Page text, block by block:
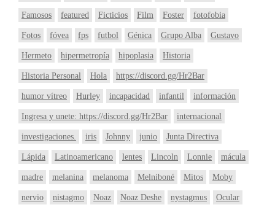
Famosos featured Ficticios Film Foster fotofobia
Fotos fóvea fps futbol Génica Grupo Alba Gustavo
Hermeto hipermetropía hipoplasia Historia
Historia Personal Hola https://discord.gg/Hr2Bar
humor vítreo Hurley incapacidad infantil información
Ingresa y unete: https://discord.gg/Hr2Bar internacional
investigaciones. iris Johnny junio Junta Directiva
Lápida Latinoamericano lentes Lincoln Lonnie mácula
madre melanina melanoma Melniboné Mitos Moby
nervio nistagmo Noaz Noaz Deshe nystagmus Ocular